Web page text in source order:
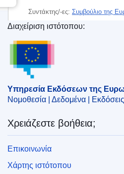
Συντάκτης/-ες: Συμβούλιο της
IMMC : ST 5707 2023 INIT
Υπηρεσία Εκδόσεων της
Διαχείριση ιστότοπου:
Υπηρεσία Εκδόσεων της
Νομοθεσία | Δεδομένα | Εκδόσεις
Χρειάζεστε βοήθεια;
Επικοινωνία
Χάρτης ιστότοπου